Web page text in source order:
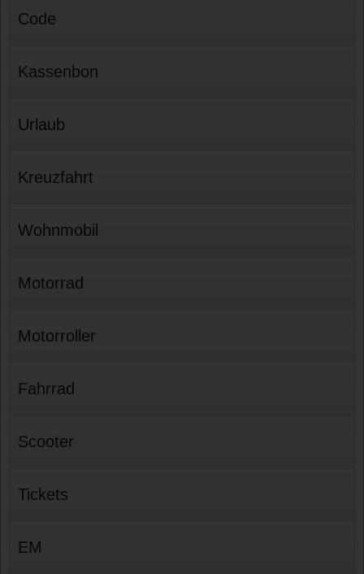
Code
Kassenbon
Urlaub
Kreuzfahrt
Wohnmobil
Motorrad
Motorroller
Fahrrad
Scooter
Tickets
EM